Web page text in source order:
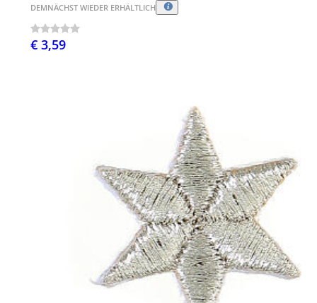
DEMNÄCHST WIEDER ERHÄLTLICH
€ 3,59